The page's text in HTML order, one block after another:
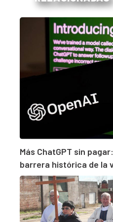
Más ChatGPT sin
barrera histórica de la